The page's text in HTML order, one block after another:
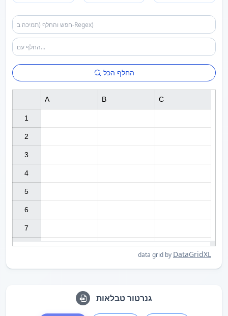
החלף הכל
1
2
3
4
5
6
7
A B C
data grid by DataGridXL
גנרטור טבלאות